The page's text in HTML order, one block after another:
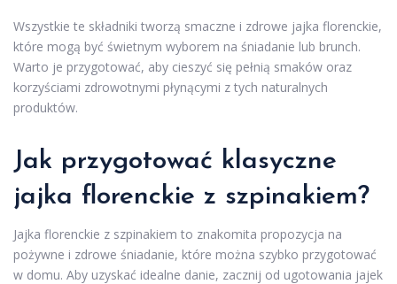
Wszystkie te składniki tworzą smaczne i zdrowe jajka florenckie,
które mogą być świetnym wyborem na śniadanie lub brunch.
Warto je przygotować, aby cieszyć się pełnią smaków oraz
korzyściami zdrowotnymi płynącymi z tych naturalnych
produktów.
Jak przygotować klasyczne
jajka florenckie z szpinakiem?
Jajka florenckie z szpinakiem to znakomita propozycja na
pożywne i zdrowe śniadanie, które można szybko przygotować
w domu. Aby uzyskać idealne danie, zacznij od ugotowania jajek